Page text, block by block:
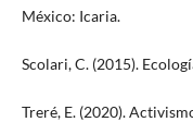
México: Icaria.
Scolari, C. (2015).
Treré, E. (2020).